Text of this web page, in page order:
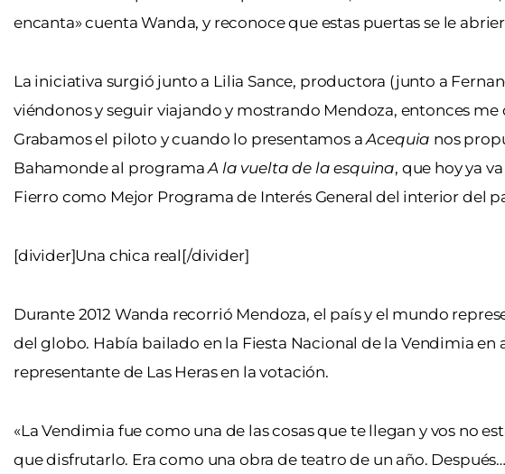
encanta» cuenta Wanda, y reconoce que estas puertas se le
La iniciativa surgió junto a Lilia Sance, productora (junto a
viéndonos y seguir viajando y mostrando Mendoza, entonces
Grabamos el piloto y cuando lo presentamos aAcequia nos
Bahamonde al programaA la vuelta de la esquina, que hoy ya
Fierro como Mejor Programa de Interés General del interior del
[divider]Una chica real[/divider]
Durante 2012 Wanda recorrió Mendoza, el país y el mundo
del globo. Había bailado en la Fiesta Nacional de la Vendimia
representante de Las Heras en la votación.
«La Vendimia fue como una de las cosas que te llegan y vos no
que disfrutarlo. Era como una obra de teatro de un año.